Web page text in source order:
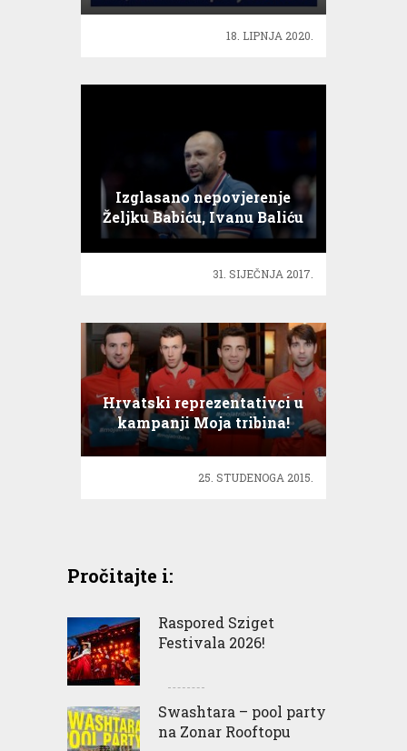
18. LIPNJA 2020.
Izglasano nepovjerenje
Željku Babiću, Ivanu Baliću
i cijelom stožeru
31. SIJEČNJA 2017.
Hrvatski reprezentativci u
kampanji Moja tribina!
25. STUDENOGA 2015.
Pročitajte i:
Raspored Sziget
Festivala 2026!
Swashtara – pool party
na Zonar Rooftopu